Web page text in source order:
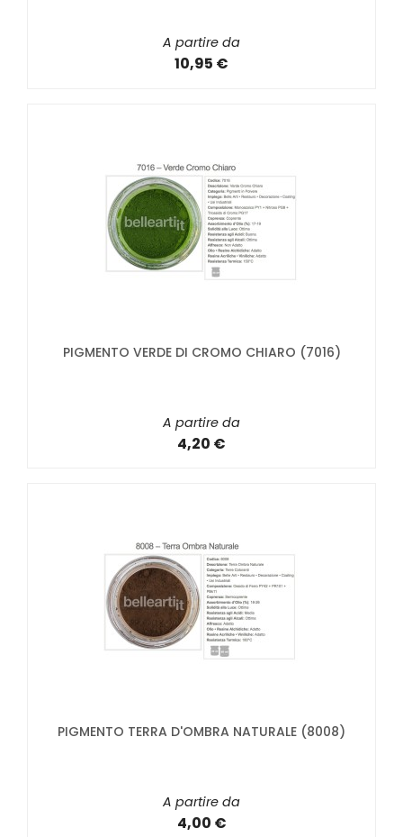
A partire da
10,95 €
PIGMENTO VERDE DI CROMO CHIARO (7016)
A partire da
4,20 €
PIGMENTO TERRA D'OMBRA NATURALE (8008)
A partire da
4,00 €